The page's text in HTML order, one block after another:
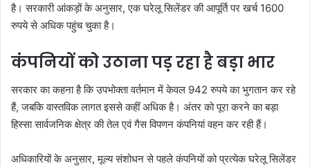
है। सरकारी आंकड़ों के अनुसार, एक घरेलू सिलेंडर की आपूर्ति पर खर्च 1600
रुपये से अधिक पहुंच चुका है।
कंपनियों को उठाना पड़ रहा है बड़ा भार
सरकार का कहना है कि उपभोक्ता वर्तमान में केवल 942 रुपये का भुगतान कर रहे
हैं, जबकि वास्तविक लागत इससे कहीं अधिक है। अंतर को पूरा करने का बड़ा
हिस्सा सार्वजनिक क्षेत्र की तेल एवं गैस विपणन कंपनियां वहन कर रही हैं।
अधिकारियों के अनुसार, मूल्य संशोधन से पहले कंपनियों को प्रत्येक घरेलू सिलेंडर